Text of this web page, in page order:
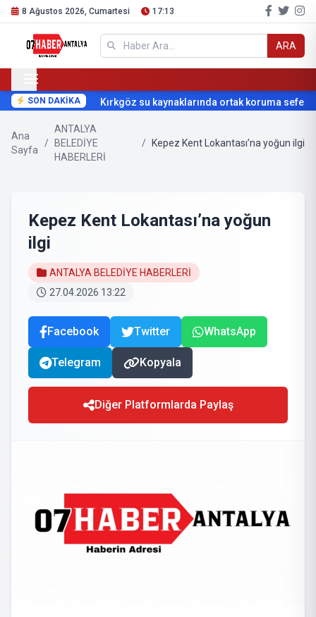
8 Ağustos 2026, Cumartesi 17:13
ARA
SON DAKİKA Kırkgöz su kaynaklarında ortak koruma
Ana
Sayfa
/
ANTALYA
BELEDİYE
HABERLERİ
/ Kepez Kent Lokantası’na yoğun ilgi
Kepez Kent Lokantası’na yoğun
ilgi
ANTALYA BELEDİYE HABERLERİ
27.04.2026 13:22
Facebook Twitter WhatsApp
Telegram Kopyala
Diğer Platformlarda Paylaş